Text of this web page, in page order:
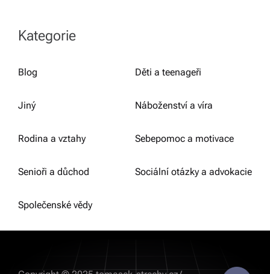
Kategorie
Blog Děti a teenageři
Jiný Náboženství a víra
Rodina a vztahy Sebepomoc a motivace
Senioři a důchod Sociální otázky a advokacie
Společenské vědy